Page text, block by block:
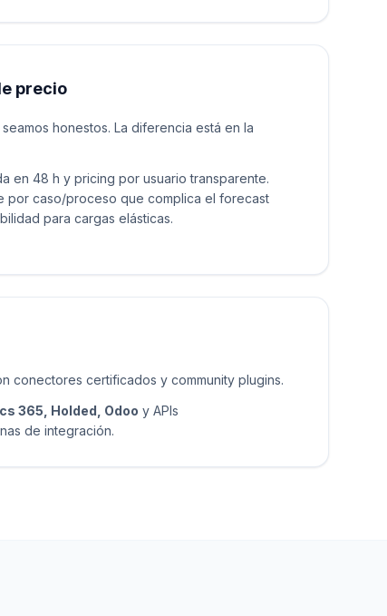
precio
, seamos honestos. La diferencia está en la
en 48 h y pricing por usuario transparente.
por caso/proceso que complica el forecast
para cargas elásticas.
conectores certificados y community plugins.
365, Holded, Odoo y APIs
de integración.